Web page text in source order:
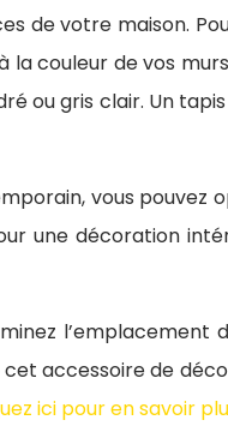
de votre maison.
couleur de vos
gris clair. Un
vous pouvez
une décoration
accessoire de
ici pour en savoir